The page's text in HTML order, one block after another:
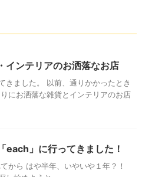
インテリアのお洒落なお店
きました。 以前、通りかかったとき
にお洒落な雑貨とインテリアのお店
each」に行ってきました！
から はや半年、いやいや１年？！